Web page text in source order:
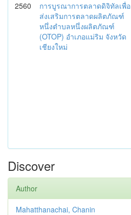
2560
การบูรณาการตลาดดิจิทัลเพื่อ
ส่งเสริมการตลาดผลิตภัณฑ์
หนึ่งตำบลหนึ่งผลิตภัณฑ์
(OTOP) อำเภอแม่ริม จังหวัด
เชียงใหม่
Discover
Author
Mahatthanachai, Chanin